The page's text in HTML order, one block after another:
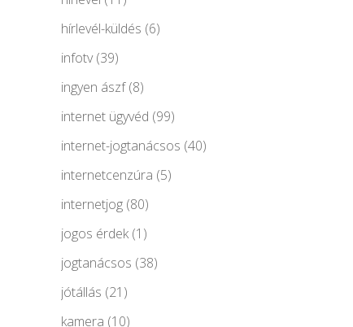
hírlevél-küldés (6)
infotv(39)
ingyen ászf(8)
internet ügyvéd (99)
internet-jogtanácsos (40)
internetcenzúra (5)
internetjog(80)
jogos érdek(1)
jogtanácsos (38)
jótállás (21)
kamera (10)